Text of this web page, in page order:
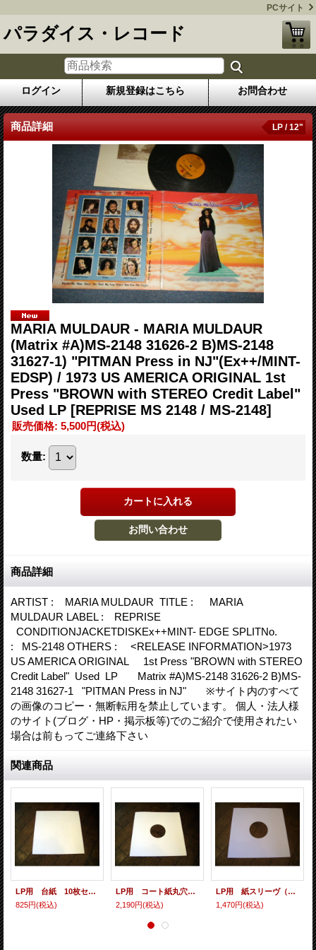
PCサイト
パラダイス・レコード
ログイン 新規登録はこちら お問合わせ
商品詳細 LP / 12"
MARIA MULDAUR - MARIA MULDAUR
(Matrix #A)MS-2148 31626-2 B)MS-2148
31627-1) "PITMAN Press in NJ"(Ex++/MINT-
EDSP) / 1973 US AMERICA ORIGINAL 1st
Press "BROWN with STEREO Credit Label"
Used LP [REPRISE MS 2148 / MS-2148]
販売価格: 5,500円(税込)
数量:
商品詳細
ARTIST : MARIA MULDAUR TITLE : MARIA
MULDAUR LABEL : REPRISE
CONDITIONJACKETDISKEx++MINT- EDGE SPLITNo.
: MS-2148 OTHERS : <RELEASE INFORMATION>1973
US AMERICA ORIGINAL 1st Press "BROWN with STEREO
Credit Label" Used LP Matrix #A)MS-2148 31626-2 B)MS-
2148 31627-1 "PITMAN Press in NJ" ※サイト内のすべて
の画像のコピー・無断転用を禁止しています。 個人・法人様
のサイト(ブログ・HP・掲示板等)でのご紹介で使用されたい
場合は前もってご連絡下さい
関連商品
LP用 台紙 10枚セット
825円(税込)
LP用 コート紙丸穴ジャケ 10枚セット
2,190円(税込)
LP用 紙スリーヴ（レギュラー 四角の角） 10枚セット
1,470円(税込)